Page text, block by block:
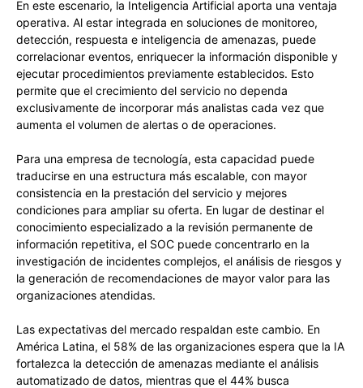
En este escenario, la Inteligencia Artificial aporta una ventaja
operativa. Al estar integrada en soluciones de monitoreo,
detección, respuesta e inteligencia de amenazas, puede
correlacionar eventos, enriquecer la información disponible y
ejecutar procedimientos previamente establecidos. Esto
permite que el crecimiento del servicio no dependa
exclusivamente de incorporar más analistas cada vez que
aumenta el volumen de alertas o de operaciones.
Para una empresa de tecnología, esta capacidad puede
traducirse en una estructura más escalable, con mayor
consistencia en la prestación del servicio y mejores
condiciones para ampliar su oferta. En lugar de destinar el
conocimiento especializado a la revisión permanente de
información repetitiva, el SOC puede concentrarlo en la
investigación de incidentes complejos, el análisis de riesgos y
la generación de recomendaciones de mayor valor para las
organizaciones atendidas.
Las expectativas del mercado respaldan este cambio. En
América Latina, el 58% de las organizaciones espera que la IA
fortalezca la detección de amenazas mediante el análisis
automatizado de datos, mientras que el 44% busca